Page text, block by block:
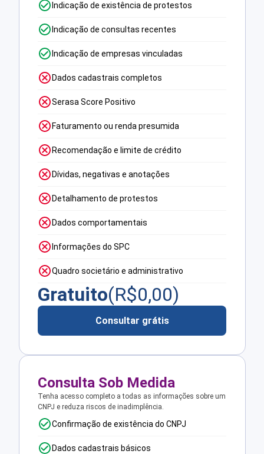
Indicação de existência de protestos
Indicação de consultas recentes
Indicação de empresas vinculadas
Dados cadastrais completos
Serasa Score Positivo
Faturamento ou renda presumida
Recomendação e limite de crédito
Dívidas, negativas e anotações
Detalhamento de protestos
Dados comportamentais
Informações do SPC
Quadro societário e administrativo
Gratuito(R$0,00)
Consultar grátis
Consulta Sob Medida
Tenha acesso completo a todas as informações sobre um
CNPJ e reduza riscos de inadimplência.
Confirmação de existência do CNPJ
Dados cadastrais básicos